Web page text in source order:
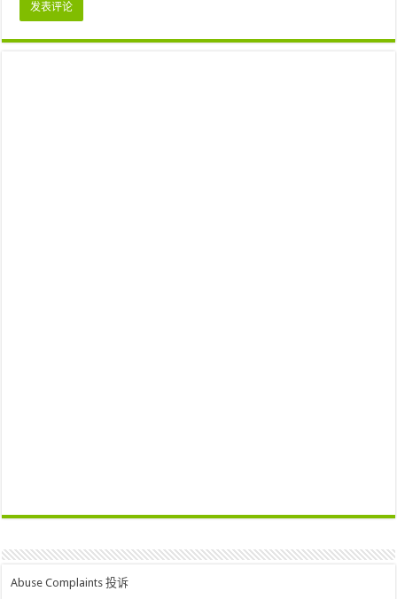
Abuse Complaints 投诉